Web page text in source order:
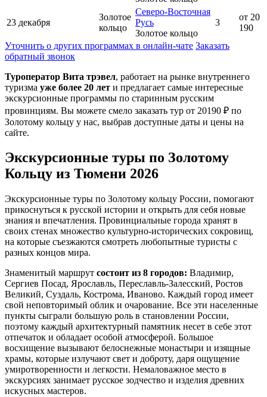
23 декабря
Золотое
кольцо
Северо-Восточная
Русь
Золотое кольцо
3
от 20
190
Уточнить о других программах в онлайн-чате Заказать
обратный звонок
Туроператор Вита трэвел, работает на рынке внутреннего
туризма уже более 20 лет и предлагает самые интересные
экскурсионные программы по старинным русским
провинциям. Вы можете смело заказать тур от 20190 ₽ по
Золотому кольцу у нас, выбрав доступные даты и цены на
сайте.
Экскурсионные туры по Золотому
Кольцу из Тюмени 2026
Экскурсионные туры по Золотому кольцу России, помогают
прикоснуться к русской истории и открыть для себя новые
знания и впечатления. Провинциальные города хранят в
своих стенах множество культурно-исторических сокровищ,
на которые съезжаются смотреть любопытные туристы с
разных концов мира.
Знаменитый маршрут состоит из 8 городов: Владимир,
Сергиев Посад, Ярославль, Переславль-Залесский, Ростов
Великий, Суздаль, Кострома, Иваново. Каждый город имеет
свой неповторимый облик и очарование. Все эти населенные
пункты сыграли большую роль в становлении России,
поэтому каждый архитектурный памятник несет в себе этот
отпечаток и обладает особой атмосферой. Большое
восхищение вызывают белоснежные монастыри и изящные
храмы, которые излучают свет и доброту, даря ощущение
умиротворенности и легкости. Немаловажное место в
экскурсиях занимает русское зодчество и изделия древних
искусных мастеров.